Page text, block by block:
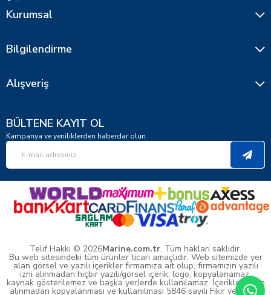
Kurumsal
Bilgilendirme
Alışveriş
BÜLTENE KAYIT OL
Kampanya ve yeniliklerden haberdar olun.
Telif Hakkı © 2026Marine.com.tr. Tüm hakları saklıdır.
Bu web sitesindeki tüm ürünler ticari amaçlıdır. Web sitemizde yer
alan görsel ve yazılı içerikler firmamıza ait olup, firmamızın yazılı
izni alınmadan hiçbir yazılı/görsel içerik, logo, kopyalanamaz,
kaynak gösterilemez ve başka yerlerde kullanılamaz. İçeriklerin izin
alınmadan kopyalanması ve kullanılması 5846 sayılı Fikir ve Sanat